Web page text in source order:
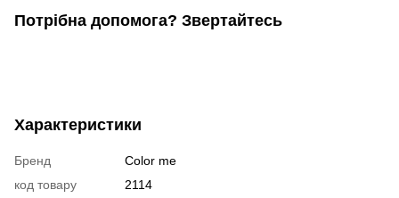
Потрібна допомога? Звертайтесь
Характеристики
Бренд
Color me
код товару
2114